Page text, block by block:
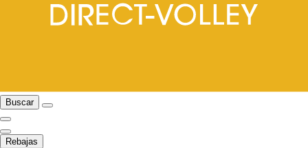
Buscar
Rebajas